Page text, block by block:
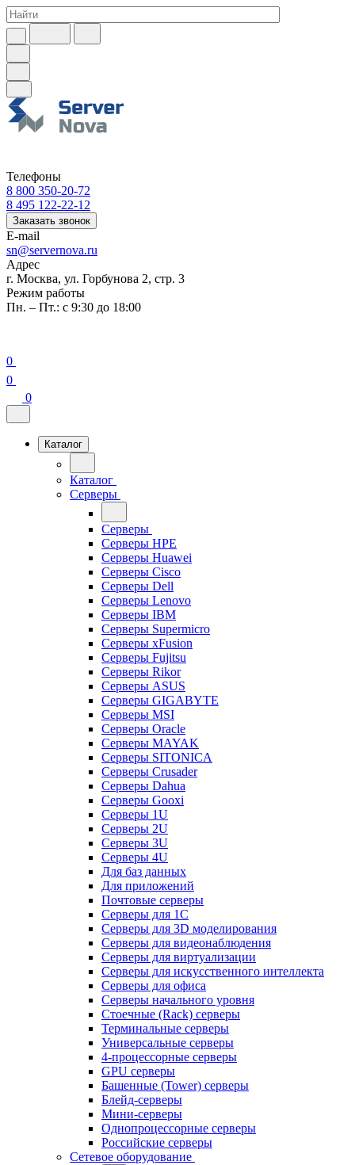
Телефоны
8 800 350-20-72
8 495 122-22-12
Заказать звонок
E-mail
sn@servernova.ru
Адрес
г. Москва, ул. Горбунова 2, стр. 3
Режим работы
Пн. – Пт.: с 9:30 до 18:00
0
0
0
Каталог
Каталог
Серверы
Серверы
Серверы HPE
Серверы Huawei
Серверы Cisco
Серверы Dell
Серверы Lenovo
Серверы IBM
Серверы Supermicro
Серверы xFusion
Серверы Fujitsu
Серверы Rikor
Серверы ASUS
Серверы GIGABYTE
Серверы MSI
Серверы Oracle
Серверы MAYAK
Серверы SITONICA
Серверы Crusader
Серверы Dahua
Серверы Gooxi
Серверы 1U
Серверы 2U
Серверы 3U
Серверы 4U
Для баз данных
Для приложений
Почтовые серверы
Серверы для 1С
Серверы для 3D моделирования
Серверы для видеонаблюдения
Серверы для виртуализации
Серверы для искусственного интеллекта
Серверы для офиса
Серверы начального уровня
Стоечные (Rack) серверы
Терминальные серверы
Универсальные серверы
4-процессорные серверы
GPU серверы
Башенные (Tower) серверы
Блейд-серверы
Мини-серверы
Однопроцессорные серверы
Российские серверы
Сетевое оборудование